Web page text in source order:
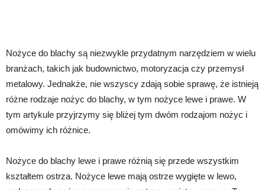
Nożyce do blachy są niezwykle przydatnym narzędziem w wielu
branżach, takich jak budownictwo, motoryzacja czy przemysł
metalowy. Jednakże, nie wszyscy zdają sobie sprawę, że istnieją
różne rodzaje nożyc do blachy, w tym nożyce lewe i prawe. W
tym artykule przyjrzymy się bliżej tym dwóm rodzajom nożyc i
omówimy ich różnice.
Nożyce do blachy lewe i prawe różnią się przede wszystkim
kształtem ostrza. Nożyce lewe mają ostrze wygięte w lewo,